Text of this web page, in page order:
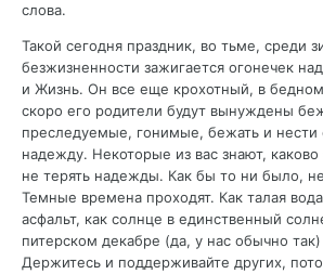
слова.
Такой сегодня праздник, во тьме, среди
безжизненности зажигается огонечек
и Жизнь. Он все еще крохотный, в
скоро его родители будут вынуждены
преследуемые, гонимые, бежать и нести
надежду. Некоторые из вас знают,
не терять надежды. Как бы то ни было, не
Темные времена проходят. Как талая
асфальт, как солнце в единственный
питерском декабре (да, у нас обычно
Держитесь и поддерживайте других,